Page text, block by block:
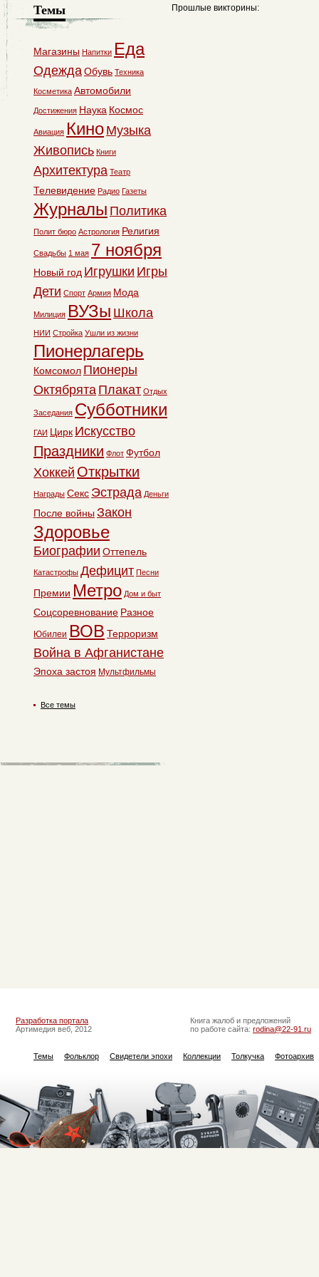
Прошлые викторины:
Темы
Магазины Напитки Еда
ОдеждаОбувь Техника
Косметика Автомобили
Достижения Наука Космос
Авиация Кино Музыка
Живопись Книги
Архитектура Театр
Телевидение Радио Газеты
Журналы Политика
Полит бюро Астрология Религия
Свадьбы 1 мая 7 ноября
Новый год Игрушки Игры
Дети Спорт Армия Мода
Милиция ВУЗы Школа
НИИ Стройка Ушли из жизни
Пионерлагерь
Комсомол Пионеры
Октябрята Плакат Отдых
Заседания Субботники
ГАИ Цирк Искусство
Праздники Флот Футбол
Хоккей Открытки
Награды Секс Эстрада Деньги
После войны Закон
Здоровье
Биографии Оттепель
Катастрофы Дефицит Песни
Премии Метро Дом и быт
Соцсоревнование Разное
Юбилеи ВОВ Терроризм
Война в Афганистане
Эпоха застоя Мультфильмы
Все темы
Разработка портала
Артимедия веб, 2012
Книга жалоб и предложений
по работе сайта: rodina@22-91.ru
Темы Фольклор Свидетели эпохи Коллекции Толкучка Фотоархив